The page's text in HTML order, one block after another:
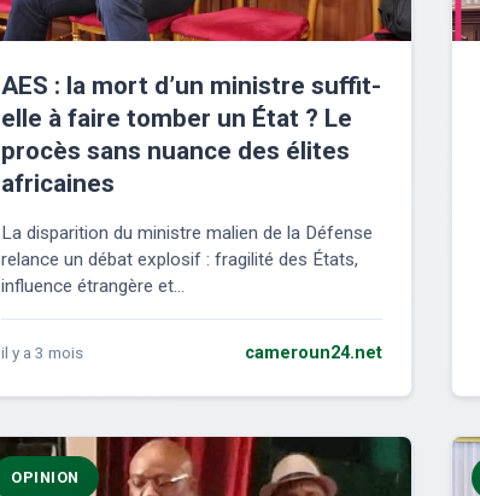
AES : la mort d’un ministre suffit-
elle à faire tomber un État ? Le
procès sans nuance des élites
africaines
La disparition du ministre malien de la Défense
relance un débat explosif : fragilité des États,
influence étrangère et...
il y a 3 mois cameroun24.net
OPINION